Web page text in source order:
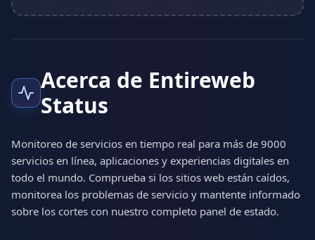
Acerca de Entireweb
Status
Monitoreo de servicios en tiempo real para más de 9000
servicios en línea, aplicaciones y experiencias digitales en
todo el mundo. Comprueba si los sitios web están caídos,
monitorea los problemas de servicio y mantente informado
sobre los cortes con nuestro completo panel de estado.